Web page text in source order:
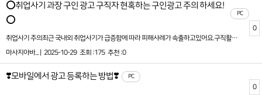
⭕취업사기 과장 구인 광고 구직자 현혹하는 구인광고 주의 하세요!
⭕
PC
취업사기 주의최근 국내외 취업사기가 급증함에 따라 피해사례가 속출하고있어요.구직활동 시 꼭 아래 사항을 주의해주세요.<취업사기에 해당할 위험이 높은 구인광고>1. 동종업계 대비 지나치게 좋은 조건 제시2. 채용 전 신분증 사본 등 개인정보 요청3. 취업사례금 등 각종 명목으로 금전을 요구취업사기경찰청 (국번없이 112)보이스피싱 피해 금융감독언 (국번없이 1332)거짓구인광고 신고 고용노동부(국번없이 1350)(온라인) 보이스피싱 지킴이 : www.fss.or.kr(온라인) 거짓구인광고 신고 : www.work24.go.kr(모바일) 고용24 모바일 앱 > 기타민원 > 거짓구인광고 신고자세한 내용은 붙임 자료 및 영상 링크를 참고해주세요.* 취업사기 주의 영상자료 링크(고용노동부 유튜브 홈페이지) :http://www.youtube.com/watch?v=Bcq0JBvSnbU
마사지아바... |
2025-10-29 조회 :175 추천 :0
0
❣️모바일에서 광고 등록하는 방법❣️ PC
0